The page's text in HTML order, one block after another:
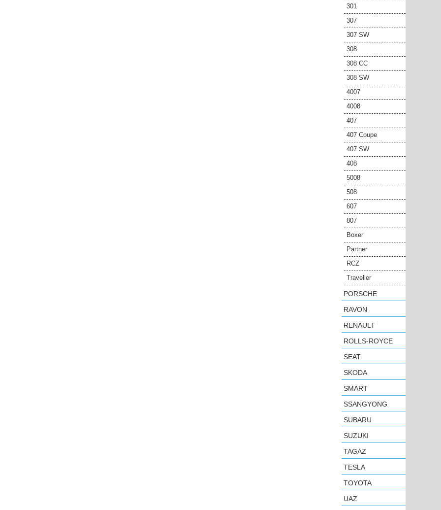
301
307
307 SW
308
308 CC
308 SW
4007
4008
407
407 Coupe
407 SW
408
5008
508
607
807
Boxer
Partner
RCZ
Traveller
PORSCHE
RAVON
RENAULT
ROLLS-ROYCE
SEAT
SKODA
SMART
SSANGYONG
SUBARU
SUZUKI
TAGAZ
TESLA
TOYOTA
UAZ